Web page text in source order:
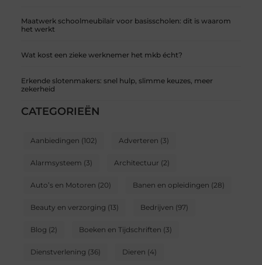
Maatwerk schoolmeubilair voor basisscholen: dit is waarom
het werkt
Wat kost een zieke werknemer het mkb écht?
Erkende slotenmakers: snel hulp, slimme keuzes, meer
zekerheid
CATEGORIEËN
Aanbiedingen (102) Adverteren (3)
Alarmsysteem (3) Architectuur (2)
Auto’s en Motoren (20) Banen en opleidingen (28)
Beauty en verzorging (13) Bedrijven (97)
Blog (2) Boeken en Tijdschriften (3)
Dienstverlening (36) Dieren (4)